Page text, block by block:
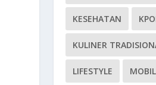
KESEHATAN
KULINER
LIFESTYLE